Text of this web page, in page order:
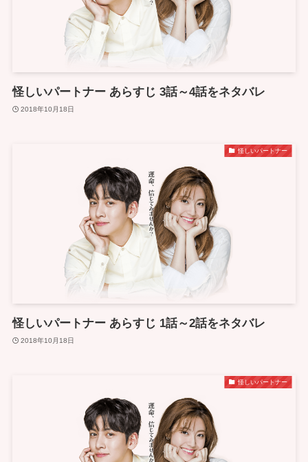
怪しいパートナー あらすじ 3話～4話をネタバレ
2018年10月18日
怪しいパートナー
怪しいパートナー あらすじ 1話～2話をネタバレ
2018年10月18日
怪しいパートナー